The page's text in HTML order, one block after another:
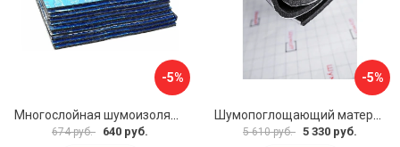
-5%
674 руб. 640 руб.
-5%
5 610 руб. 5 330 руб.